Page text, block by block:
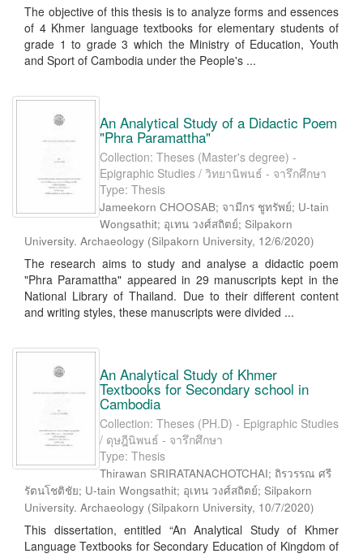
The objective of this thesis is to analyze forms and essences
of 4 Khmer language textbooks for elementary students of
grade 1 to grade 3 which the Ministry of Education, Youth
and Sport of Cambodia under the People's ...
An Analytical Study of a Didactic Poem
"Phra Paramattha"
Collection: Theses (Master's degree) -
Epigraphic Studies / วิทยานิพนธ์ - จารึกศึกษา
Type: Thesis
Jameekorn CHOOSAB; จามีกร ชูทรัพย์; U-tain
Wongsathit; อุเทน วงศ์สถิตย์; Silpakorn
University. Archaeology (Silpakorn University, 12/6/2020)
The research aims to study and analyse a didactic poem
"Phra Paramattha" appeared in 29 manuscripts kept in the
National Library of Thailand. Due to their different content
and writing styles, these manuscripts were divided ...
An Analytical Study of Khmer
Textbooks for Secondary school in
Cambodia
Collection: Theses (PH.D) - Epigraphic Studies
/ ดุษฎีนิพนธ์ - จารึกศึกษา
Type: Thesis
Thirawan SRIRATANACHOTCHAI; ถิรวรรณ ศรี
รัตนโชติชัย; U-tain Wongsathit; อุเทน วงศ์สถิตย์; Silpakorn
University. Archaeology (Silpakorn University, 10/7/2020)
This dissertation, entitled “An Analytical Study of Khmer
Language Textbooks for Secondary Education of Kingdom of